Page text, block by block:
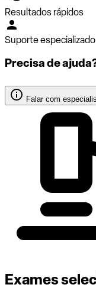
Resultados rápidos
Suporte especializado
Precisa de
Falar com
Exames